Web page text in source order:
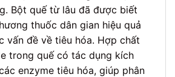
Bột quế từ lâu đã được biết
thuốc dân gian hiệu quả
vấn đề về tiêu hóa. Hợp chất
trong quế có tác dụng kích
enzyme tiêu hóa, giúp phân